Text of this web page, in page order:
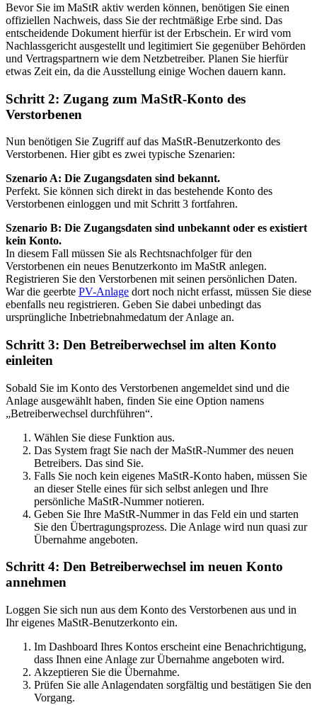
Bevor Sie im MaStR aktiv werden können, benötigen Sie einen
offiziellen Nachweis, dass Sie der rechtmäßige Erbe sind. Das
entscheidende Dokument hierfür ist der Erbschein. Er wird vom
Nachlassgericht ausgestellt und legitimiert Sie gegenüber Behörden
und Vertragspartnern wie dem Netzbetreiber. Planen Sie hierfür
etwas Zeit ein, da die Ausstellung einige Wochen dauern kann.
Schritt 2: Zugang zum MaStR-Konto des
Verstorbenen
Nun benötigen Sie Zugriff auf das MaStR-Benutzerkonto des
Verstorbenen. Hier gibt es zwei typische Szenarien:
Szenario A: Die Zugangsdaten sind bekannt.
Perfekt. Sie können sich direkt in das bestehende Konto des
Verstorbenen einloggen und mit Schritt 3 fortfahren.
Szenario B: Die Zugangsdaten sind unbekannt oder es existiert
kein Konto.
In diesem Fall müssen Sie als Rechtsnachfolger für den
Verstorbenen ein neues Benutzerkonto im MaStR anlegen.
Registrieren Sie den Verstorbenen mit seinen persönlichen Daten.
War die geerbte PV-Anlage dort noch nicht erfasst, müssen Sie diese
ebenfalls neu registrieren. Geben Sie dabei unbedingt das
ursprüngliche Inbetriebnahmedatum der Anlage an.
Schritt 3: Den Betreiberwechsel im alten Konto
einleiten
Sobald Sie im Konto des Verstorbenen angemeldet sind und die
Anlage ausgewählt haben, finden Sie eine Option namens
„Betreiberwechsel durchführen“.
Wählen Sie diese Funktion aus.
Das System fragt Sie nach der MaStR-Nummer des neuen
Betreibers. Das sind Sie.
Falls Sie noch kein eigenes MaStR-Konto haben, müssen Sie
an dieser Stelle eines für sich selbst anlegen und Ihre
persönliche MaStR-Nummer notieren.
Geben Sie Ihre MaStR-Nummer in das Feld ein und starten
Sie den Übertragungsprozess. Die Anlage wird nun quasi zur
Übernahme angeboten.
Schritt 4: Den Betreiberwechsel im neuen Konto
annehmen
Loggen Sie sich nun aus dem Konto des Verstorbenen aus und in
Ihr eigenes MaStR-Benutzerkonto ein.
Im Dashboard Ihres Kontos erscheint eine Benachrichtigung,
dass Ihnen eine Anlage zur Übernahme angeboten wird.
Akzeptieren Sie die Übernahme.
Prüfen Sie alle Anlagendaten sorgfältig und bestätigen Sie den
Vorgang.